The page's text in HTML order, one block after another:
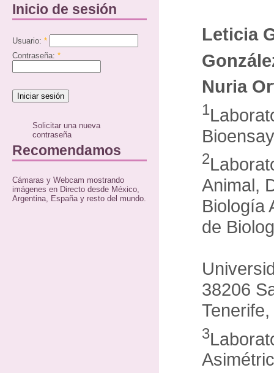
Inicio de sesión
Usuario: *
Contraseña: *
Solicitar una nueva
contraseña
Recomendamos
Cámaras y Webcam mostrando
imágenes en Directo desde México,
Argentina, España y resto del mundo.
Leticia
Nuria
1
2
Animal,
Biología
de
38206
3